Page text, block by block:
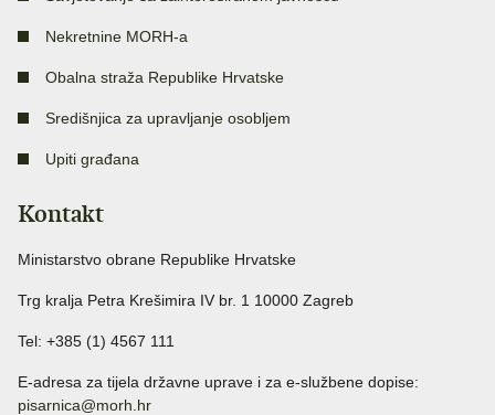
Nekretnine MORH-a
Obalna straža Republike Hrvatske
Središnjica za upravljanje osobljem
Upiti građana
Kontakt
Ministarstvo obrane Republike Hrvatske
Trg kralja Petra Krešimira IV br. 1 10000 Zagreb
Tel: +385 (1) 4567 111
E-adresa za tijela državne uprave i za e-službene dopise:
pisarnica@morh.hr